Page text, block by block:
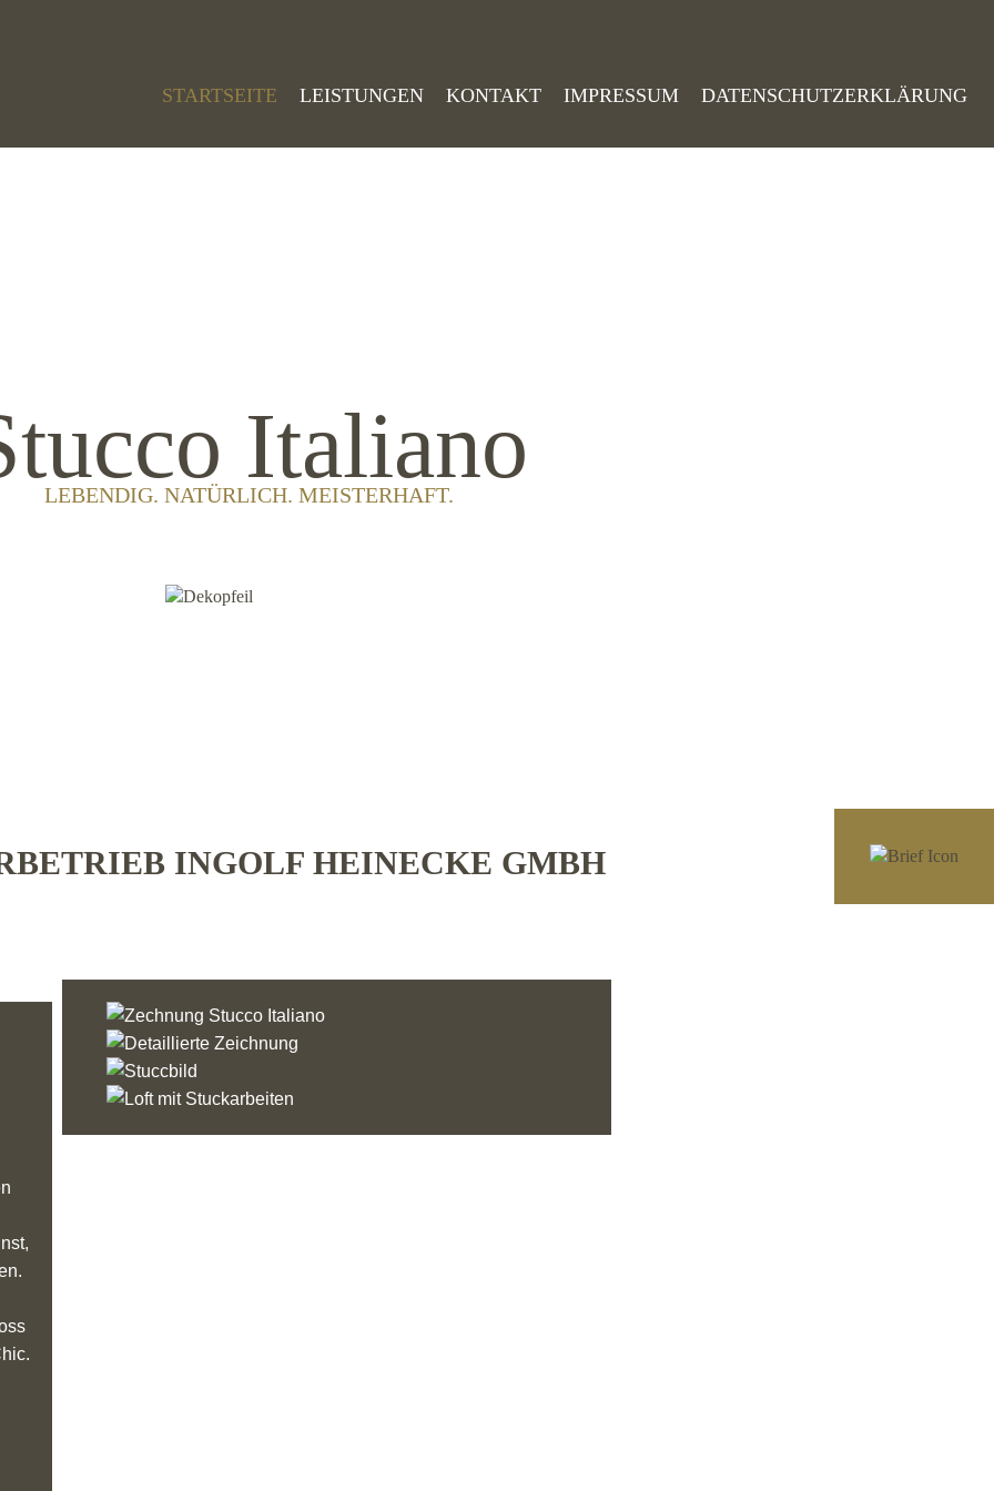
STARTSEITE LEISTUNGEN KONTAKT IMPRESSUM DATENSCHUTZERKLÄRUNG
Italiano
LEBENDIG. NATÜRLICH. MEISTERHAFT.
INGOLF HEINECKE GMBH